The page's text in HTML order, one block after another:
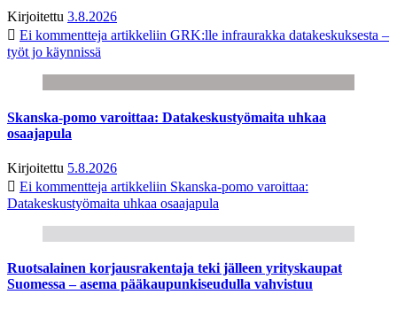
Kirjoitettu 3.8.2026
Ei kommentteja artikkeliin GRK:lle infraurakka datakeskuksesta –
työt jo käynnissä
Skanska-pomo varoittaa: Datakeskustyömaita uhkaa
osaajapula
Kirjoitettu 5.8.2026
Ei kommentteja artikkeliin Skanska-pomo varoittaa:
Datakeskustyömaita uhkaa osaajapula
Ruotsalainen korjausrakentaja teki jälleen yrityskaupat
Suomessa – asema pääkaupunkiseudulla vahvistuu